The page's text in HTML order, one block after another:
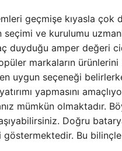
geçmişe kıyasla çok
seçimi ve kurulumu
duyduğu amper değeri
markaların
en uygun seçeneği
yapmasını
mümkün olmaktadır.
Doğru
göstermektedir. Bu